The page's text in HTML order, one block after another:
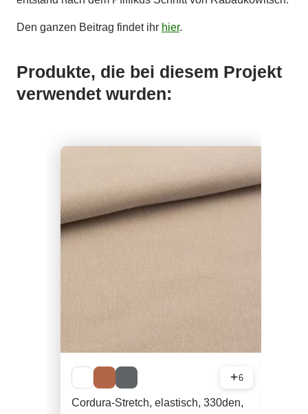
Den ganzen Beitrag findet ihr hier.
Produkte, die bei diesem Projekt
verwendet wurden:
6
Cordura-Stretch, elastisch, 330den,